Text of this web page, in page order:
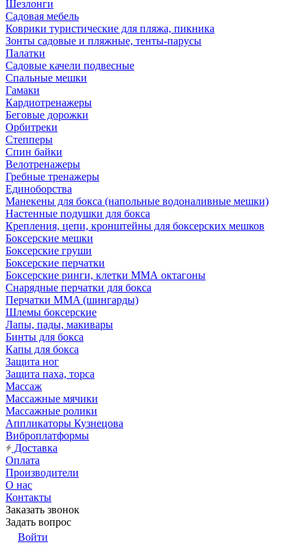
Шезлонги
Садовая мебель
Коврики туристические для пляжа, пикника
Зонты садовые и пляжные, тенты-парусы
Палатки
Садовые качели подвесные
Спальные мешки
Гамаки
Кардиотренажеры
Беговые дорожки
Орбитреки
Степперы
Спин байки
Велотренажеры
Гребные тренажеры
Единоборства
Манекены для бокса (напольные водоналивные мешки)
Настенные подушки для бокса
Крепления, цепи, кронштейны для боксерских мешков
Боксерские мешки
Боксерские груши
Боксерские перчатки
Боксерские ринги, клетки ММА октагоны
Снарядные перчатки для бокса
Перчатки MMA (шингарды)
Шлемы боксерские
Лапы, пады, макивары
Бинты для бокса
Капы для бокса
Защита ног
Защита паха, торса
Массаж
Массажные мячики
Массажные ролики
Аппликаторы Кузнецова
Виброплатформы
Доставка
Оплата
Производители
О нас
Контакты
Заказать звонок
Задать вопрос
Войти